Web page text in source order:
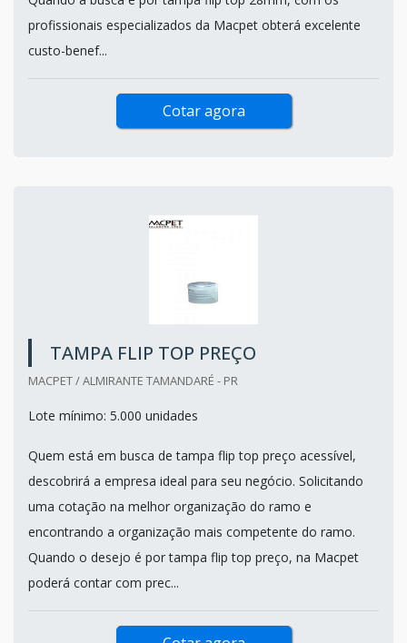
profissionais especializados da Macpet obterá excelente
custo-benef...
Cotar agora
TAMPA FLIP TOP PREÇO
MACPET / ALMIRANTE TAMANDARÉ - PR
Lote mínimo: 5.000 unidades
Quem está em busca de tampa flip top preço acessível,
descobrirá a empresa ideal para seu negócio. Solicitando
uma cotação na melhor organização do ramo e
encontrando a organização mais competente do ramo.
Quando o desejo é por tampa flip top preço, na Macpet
poderá contar com prec...